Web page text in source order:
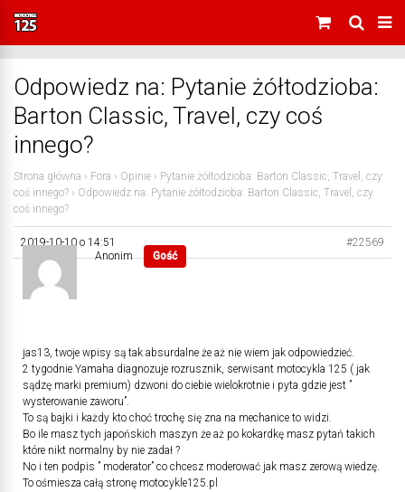
Odpowiedz na: Pytanie żółtodzioba:
Barton Classic, Travel, czy coś
innego?
Strona główna › Fora › Opinie › Pytanie żółtodzioba: Barton Classic, Travel, czy
coś innego? › Odpowiedz na: Pytanie żółtodzioba: Barton Classic, Travel, czy
coś innego?
2019-10-10 o 14:51
#22569
Anonim
Gość
jas13, twoje wpisy są tak absurdalne że aż nie wiem jak odpowiedzieć.
2 tygodnie Yamaha diagnozuje rozrusznik, serwisant motocykla 125 ( jak
sądzę marki premium) dzwoni do ciebie wielokrotnie i pyta gdzie jest ”
wysterowanie zaworu”.
To są bajki i każdy kto choć trochę się zna na mechanice to widzi.
Bo ile masz tych japońskich maszyn że aż po kokardkę masz pytań takich
które nikt normalny by nie zadał ?
No i ten podpis ” moderator” co chcesz moderować jak masz zerową wiedzę.
To ośmiesza całą stronę motocykle125.pl